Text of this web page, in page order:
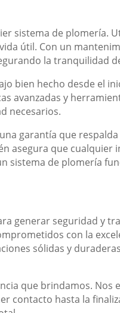
sistema de plomería.
útil. Con un
la tranquilidad
bien hecho desde el
avanzadas y
necesarios.
garantía que
asegura que cualquier
sistema de plomería
generar seguridad y
con la
sólidas y
que brindamos. Nos
contacto hasta la